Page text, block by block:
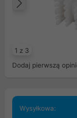
1 z 3
Dodaj pierwszą
Wysyłkowa: